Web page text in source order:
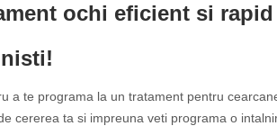
ochi eficient si rapid
a te programa la un tratament pentru
cererea ta si impreuna veti programa o